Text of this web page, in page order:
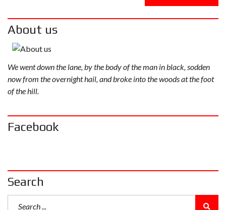
About us
We went down the lane, by the body of the man in black, sodden
now from the overnight hail, and broke into the woods at the foot
of the hill.
Facebook
Search